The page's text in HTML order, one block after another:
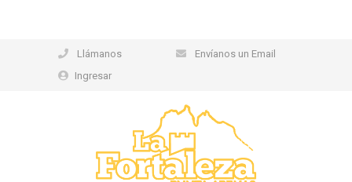
Llámanos
Envíanos un Email
Ingresar